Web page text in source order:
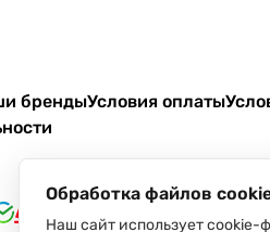
брендыУсловия оплаты
Обработка файлов
Наш сайт использует cookie-